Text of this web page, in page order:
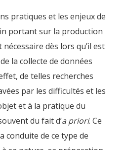
pratiques et les enjeux de
portant sur la production
dès lors qu’il est
la collecte de données
de telles recherches
par les difficultés et les
et à la pratique du
du fait d’a priori. Ce
conduite de ce type de